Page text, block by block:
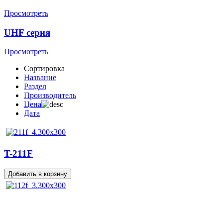
Просмотреть
UHF серия
Просмотреть
Сортировка
Название
Раздел
Производитель
Цена
Дата
T-211F